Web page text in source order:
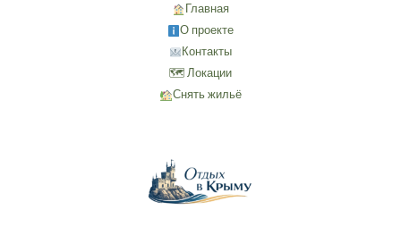
Главная
О проекте
Контакты
🗺 Локации
Снять жильё